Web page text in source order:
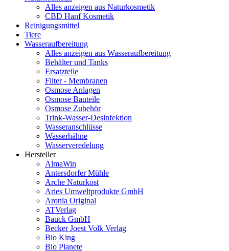
Alles anzeigen aus Naturkosmetik
CBD Hanf Kosmetik
Reinigungsmittel
Tiere
Wasseraufbereitung
Alles anzeigen aus Wasseraufbereitung
Behälter und Tanks
Ersatzteile
Filter - Membranen
Osmose Anlagen
Osmose Bauteile
Osmose Zubehör
Trink-Wasser-Desinfektion
Wasseranschlüsse
Wasserhähne
Wasserveredelung
Hersteller
AlmaWin
Antersdorfer Mühle
Arche Naturkost
Aries Umweltprodukte GmbH
Aronia Original
ATVerlag
Bauck GmbH
Becker Joest Volk Verlag
Bio King
Bio Planete